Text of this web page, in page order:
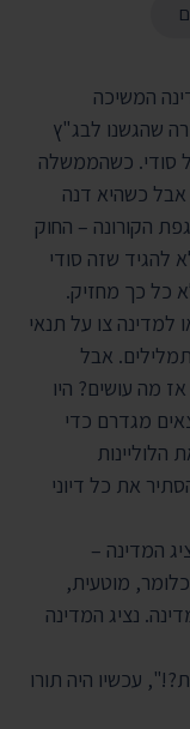
המשיכה
שהגשנו לבג"ץ
סודי. כשהממשלה
אבל כשהיא דנה
הקורונה – החוק
להגיד שזה סודי
כל כך מחזיק.
למדינה צו על תנאי
אבל
מה עושים? היו
מגדרם כדי
את כל דיוני
המדינה –
מוטעית,
נציג המדינה
עכשיו היה תורו